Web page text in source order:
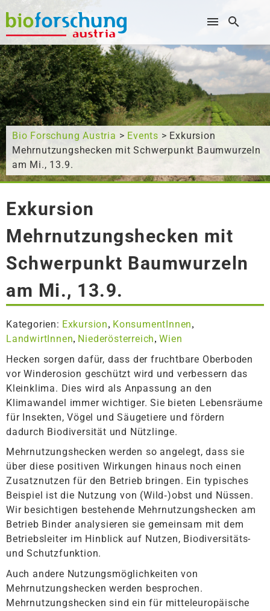
Wonach suchen Sie?
Bio Forschung Austria > Events > Exkursion
Mehrnutzungshecken mit Schwerpunkt Baumwurzeln
am Mi., 13.9.
Exkursion
Mehrnutzungshecken mit
Schwerpunkt Baumwurzeln
am Mi., 13.9.
Kategorien: Exkursion, KonsumentInnen,
LandwirtInnen, Niederösterreich,Wien
Hecken sorgen dafür, dass der fruchtbare Oberboden
vor Winderosion geschützt wird und verbessern das
Kleinklima. Dies wird als Anpassung an den
Klimawandel immer wichtiger. Sie bieten Lebensräume
für Insekten, Vögel und Säugetiere und fördern
dadurch Biodiversität und Nützlinge.
Mehrnutzungshecken werden so angelegt, dass sie
über diese positiven Wirkungen hinaus noch einen
Zusatznutzen für den Betrieb bringen. Ein typisches
Beispiel ist die Nutzung von (Wild‑)obst und Nüssen.
Wir besichtigen bestehende Mehrnutzungshecken am
Betrieb Binder analysieren sie gemeinsam mit dem
Betriebsleiter im Hinblick auf Nutzen, Biodiversitäts-
und Schutzfunktion.
Auch andere Nutzungsmöglichkeiten von
Mehrnutzungshecken werden besprochen.
Mehrnutzungshecken sind ein für mitteleuropäische